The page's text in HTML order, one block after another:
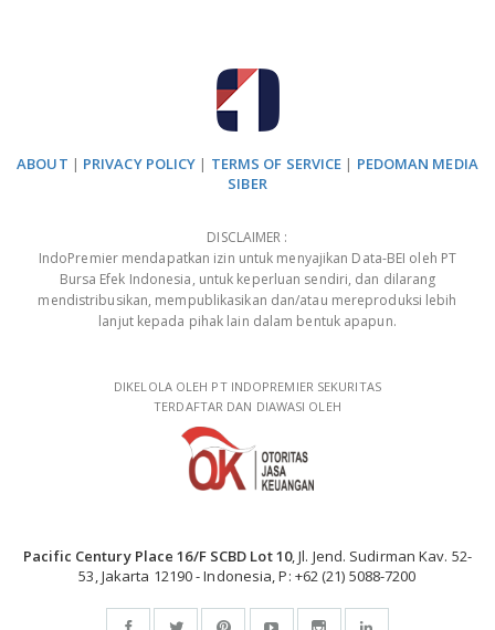
ABOUT | PRIVACY POLICY | TERMS OF SERVICE | PEDOMAN MEDIA
SIBER
DISCLAIMER :
IndoPremier mendapatkan izin untuk menyajikan Data-BEI oleh PT
Bursa Efek Indonesia, untuk keperluan sendiri, dan dilarang
mendistribusikan, mempublikasikan dan/atau mereproduksi lebih
lanjut kepada pihak lain dalam bentuk apapun.
DIKELOLA OLEH PT INDOPREMIER SEKURITAS
TERDAFTAR DAN DIAWASI OLEH
Pacific Century Place 16/F SCBD Lot 10, Jl. Jend. Sudirman Kav. 52-
53, Jakarta 12190 - Indonesia, P: +62 (21) 5088-7200